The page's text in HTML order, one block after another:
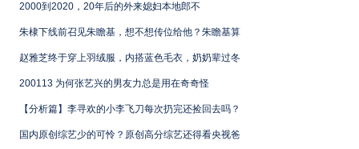
2000到2020，20年后的外来媳妇本地郎不
朱棣下线前召见朱瞻基，想不想传位给他？朱瞻基算
赵雅芝终于穿上羽绒服，内搭蓝色毛衣，奶奶辈过冬
200113 为何张艺兴的男友力总是用在奇奇怪
【分析篇】李寻欢的小李飞刀每次扔完还捡回去吗？
国内原创综艺少的可怜？原创高分综艺还得看央视爸